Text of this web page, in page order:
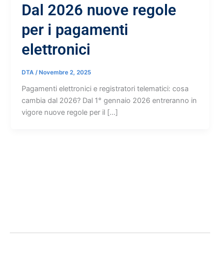
Dal 2026 nuove regole
per i pagamenti
elettronici
DTA/ Novembre 2, 2025
Pagamenti elettronici e registratori telematici: cosa
cambia dal 2026? Dal 1° gennaio 2026 entreranno in
vigore nuove regole per il […]